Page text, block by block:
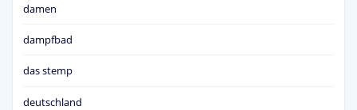
damen
dampfbad
das stemp
deutschland